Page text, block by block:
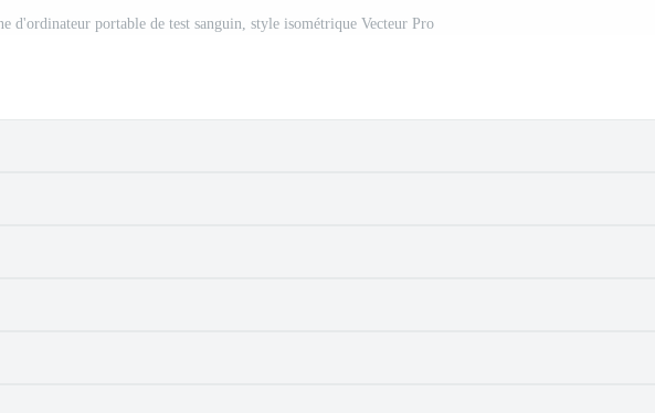
d'ordinateur portable de test sanguin, style isométrique Vecteur Pro